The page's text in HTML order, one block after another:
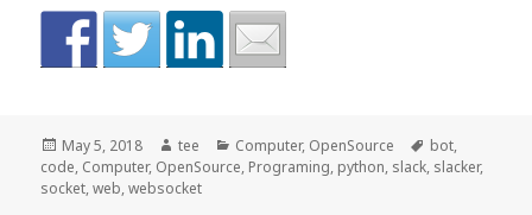
Posted
on
May 5, 2018 Author
tee Categories
Computer, OpenSource Tags
bot,
code, Computer, OpenSource, Programing, python, slack, slacker,
socket,web,websocket